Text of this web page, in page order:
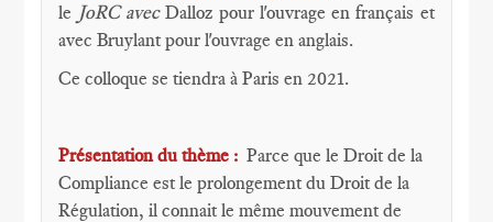
le JoRC avecDalloz pour l'ouvrage en français et
avec Bruylant pour l'ouvrage en anglais.
Ce colloque se tiendra à Paris en 2021.
Présentation du thème : Parce que le Droit de la
Compliance est le prolongement du Droit de la
Régulation, il connait le même mouvement de